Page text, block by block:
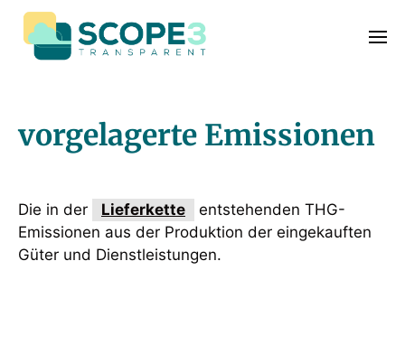
vorgelagerte Emissionen
Die in der Lieferkette
entstehenden THG-
Emissionen aus der Produktion der eingekauften
Güter und Dienstleistungen.